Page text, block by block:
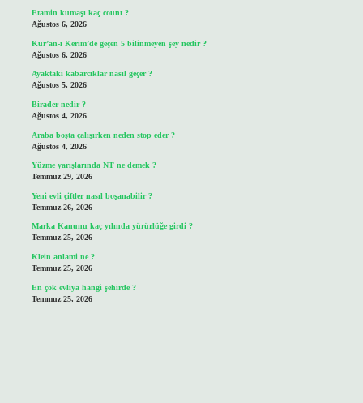
Etamin kumaşı kaç count ?
Ağustos 6, 2026
Kur’an-ı Kerim’de geçen 5 bilinmeyen şey nedir ?
Ağustos 6, 2026
Ayaktaki kabarcıklar nasıl geçer ?
Ağustos 5, 2026
Birader nedir ?
Ağustos 4, 2026
Araba boşta çalışırken neden stop eder ?
Ağustos 4, 2026
Yüzme yarışlarında NT ne demek ?
Temmuz 29, 2026
Yeni evli çiftler nasıl boşanabilir ?
Temmuz 26, 2026
Marka Kanunu kaç yılında yürürlüğe girdi ?
Temmuz 25, 2026
Klein anlami ne ?
Temmuz 25, 2026
En çok evliya hangi şehirde ?
Temmuz 25, 2026